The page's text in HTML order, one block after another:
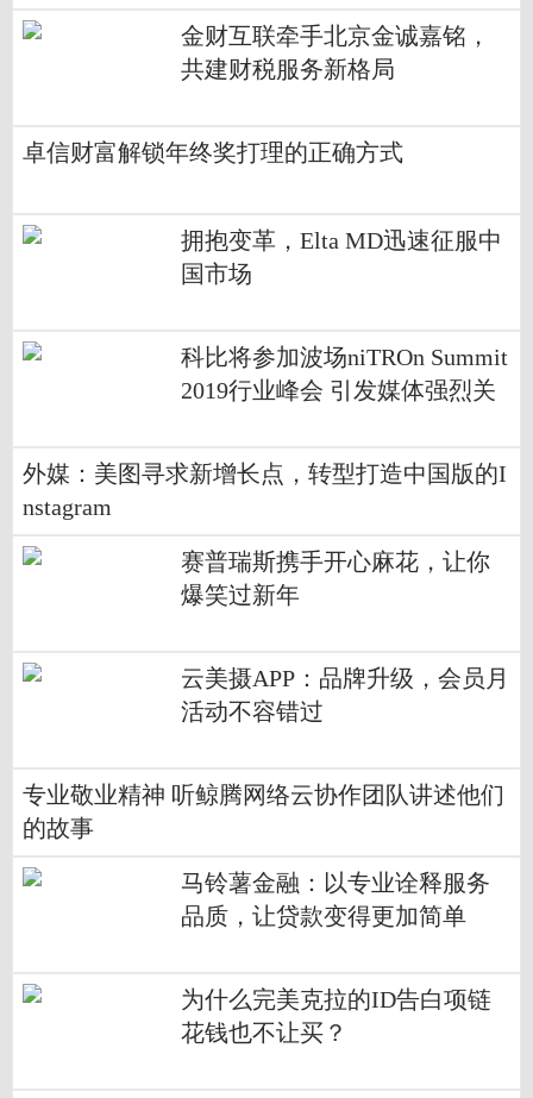
金财互联牵手北京金诚嘉铭，
共建财税服务新格局
卓信财富解锁年终奖打理的正确方式
拥抱变革，Elta MD迅速征服中
国市场
科比将参加波场niTROn Summit
2019行业峰会 引发媒体强烈关
外媒：美图寻求新增长点，转型打造中国版的I
nstagram
赛普瑞斯携手开心麻花，让你
爆笑过新年
云美摄APP：品牌升级，会员月
活动不容错过
专业敬业精神 听鲸腾网络云协作团队讲述他们
的故事
马铃薯金融：以专业诠释服务
品质，让贷款变得更加简单
为什么完美克拉的ID告白项链
花钱也不让买？